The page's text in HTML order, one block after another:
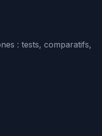
: tests, comparatifs,